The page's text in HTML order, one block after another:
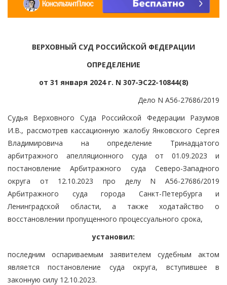
ВЕРХОВНЫЙ СУД РОССИЙСКОЙ ФЕДЕРАЦИИ
ОПРЕДЕЛЕНИЕ
от 31 января 2024 г. N 307-ЭС22-10844(8)
Дело N А56-27686/2019
Судья Верховного Суда Российской Федерации Разумов
И.В., рассмотрев кассационную жалобу Янковского Сергея
Владимировича на определение Тринадцатого
арбитражного апелляционного суда от 01.09.2023 и
постановление Арбитражного суда Северо-Западного
округа от 12.10.2023 про делу N А56-27686/2019
Арбитражного суда города Санкт-Петербурга и
Ленинградской области, а также ходатайство о
восстановлении пропущенного процессуального срока,
установил:
последним оспариваемым заявителем судебным актом
является постановление суда округа, вступившее в
законную силу 12.10.2023.